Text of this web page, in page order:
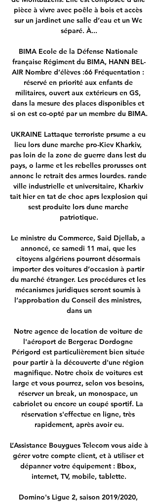
pièce à vivre avec poêle à bois et accès
sur un jardinet une salle d’eau et un Wc
séparé. À...
BIMA Ecole de la Défense Nationale
française Régiment du BIMA, HANN BEL-
AIR Nombre d’élèves :66 Fréquentation :
réservé en priorité aux enfants de
militaires, ouvert aux extérieurs en GS,
dans la mesure des places disponibles et
si on est co-opté par un membre du BIMA.
UKRAINE Lattaque terroriste prsume a eu
lieu lors dune marche pro-Kiev Kharkiv,
pas loin de la zone de guerre dans lest du
pays, o larme et les rebelles prorusses ont
annonc le retrait des armes lourdes. rande
ville industrielle et universitaire, Kharkiv
tait hier en tat de choc aprs lexplosion qui
sest produite lors dune marche
patriotique.
Le ministre du Commerce, Said Djellab, a
annoncé, ce samedi 11 mai, que les
citoyens algériens pourront désormais
importer des voitures d’occasion à partir
du marché étranger. Les procédures et les
mécanismes juridiques seront soumis à
l’approbation du Conseil des ministres,
dans un
Notre agence de location de voiture de
l'aéroport de Bergerac Dordogne
Périgord est particulièrement bien située
pour partir à la découverte d'une région
magnifique. Notre choix de voitures est
large et vous pourrez, selon vos besoins,
réserver un break, un monospace, un
cabriolet ou encore un coupé sportif. La
réservation s'effectue en ligne, très
rapidement, après avoir eu.
L’Assistance Bouygues Telecom vous aide à
gérer votre compte client, et à utiliser et
dépanner votre équipement : Bbox,
internet, TV, mobile, tablette.
Domino's Ligue 2, saison 2019/2020,